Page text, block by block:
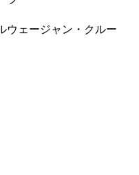
ウェージャン・クルー